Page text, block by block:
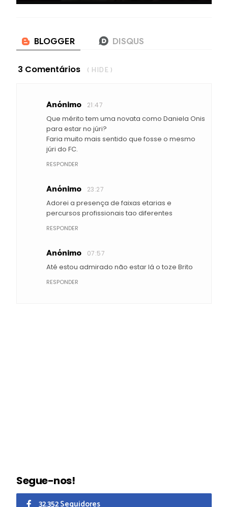
3 Comentários ( HIDE )
Anónimo 21:47
Que mérito tem uma novata como Daniela Onis
para estar no júri?
Faria muito mais sentido que fosse o mesmo
júri do FC.
RESPONDER
Anónimo 23:27
Adorei a presença de faixas etarias e
percursos profissionais tao diferentes
RESPONDER
Anónimo 07:57
Até estou admirado não estar lá o toze Brito
RESPONDER
Segue-nos!
32.352 Seguidores